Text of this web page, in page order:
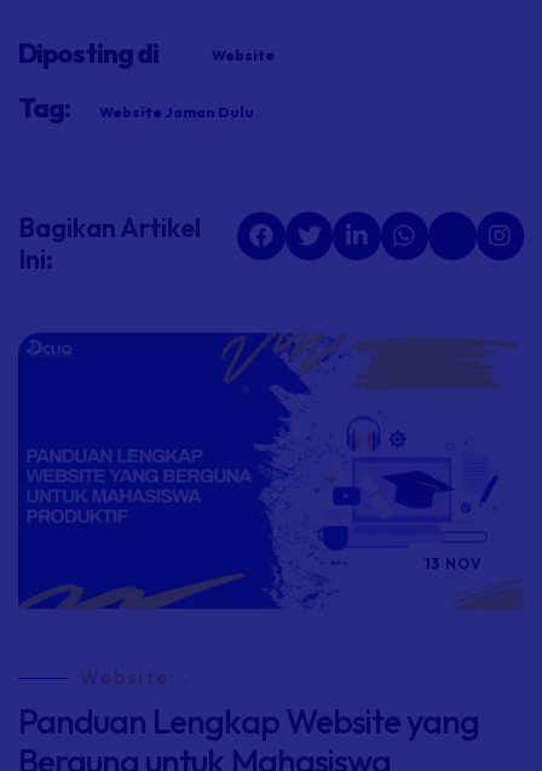
Diposting di Website
Tag: Website Jaman Dulu
Bagikan Artikel
Ini:
13 NOV
Website .
Panduan Lengkap Website yang
Berguna untuk Mahasiswa